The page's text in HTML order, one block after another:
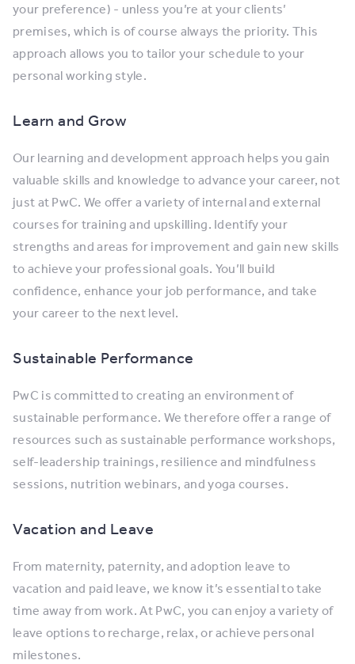
your preference) - unless you’re at your clients’
premises, which is of course always the priority. This
approach allows you to tailor your schedule to your
personal working style.
Learn and Grow
Our learning and development approach helps you gain
valuable skills and knowledge to advance your career, not
just at PwC. We offer a variety of internal and external
courses for training and upskilling. Identify your
strengths and areas for improvement and gain new skills
to achieve your professional goals. You’ll build
confidence, enhance your job performance, and take
your career to the next level.
Sustainable Performance
PwC is committed to creating an environment of
sustainable performance. We therefore offer a range of
resources such as sustainable performance workshops,
self-leadership trainings, resilience and mindfulness
sessions, nutrition webinars, and yoga courses.
Vacation and Leave
From maternity, paternity, and adoption leave to
vacation and paid leave, we know it’s essential to take
time away from work. At PwC, you can enjoy a variety of
leave options to recharge, relax, or achieve personal
milestones.